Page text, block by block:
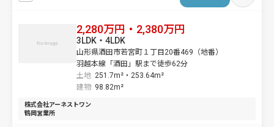
2,280万円・2,380万円
山形県酒田市若宮町１丁目20番469（地番）
羽越本線「酒田」駅まで徒歩62分
土地 251.7m²・ 253.64m²
3LDK・4LDK
建物 98.82m²
株式会社アーネストワン
鶴岡営業所